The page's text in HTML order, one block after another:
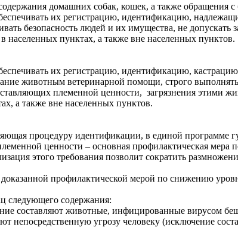
домашних собак, кошек, а также обращения
их регистрацию, идентификацию,
безопасность людей и их имущества, не
населенных пунктах, а также вне населенных пунктов.
их регистрацию, идентификацию,
животным ветеринарной‌ помощи, строго
племенной ценности, загрязнения
а также вне населенных пунктов.
процедуру идентификации, в единой программе
ценности – основная профилактическая
этого требования позволит сократить
доказанной профилактической мерой по снижению
следующего содержания:
составляют животные, инфицированные вирусом
непосредственную угрозу человеку (исключение